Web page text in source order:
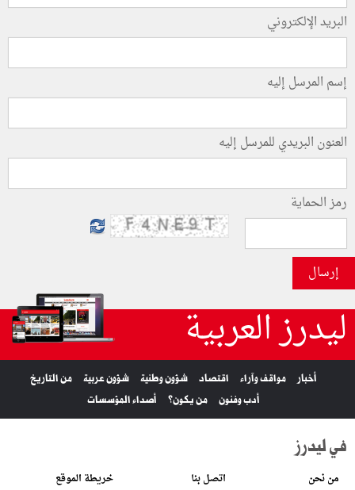
البريد الإلكتروني
إسم المرسل إليه
العنون البريدي للمرسل إليه
رمز الحماية
إرسال
ليدرز العربية
أخبار مواقف وآراء اقتصاد شؤون وطنية شؤون عربية
من التاريخ
أدب وفنون
من يكون؟ أصداء المؤسسات
في ليدرز
من نحن اتصل بنا خريطة الموقع